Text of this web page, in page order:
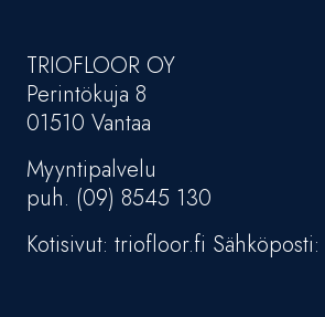
TRIOFLOOR OY
Perintökuja 8
01510 Vantaa
Myyntipalvelu
puh. (09) 8545 130
Kotisivut: triofloor.fi